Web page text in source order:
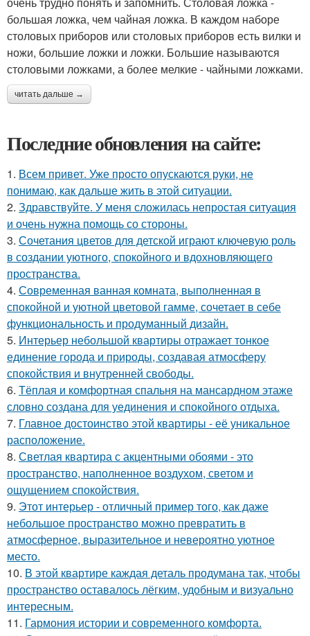
большая ложка, чем чайная ложка. В каждом наборе
столовых приборов или столовых приборов есть вилки и
ножи, большие ложки и ложки. Большие называются
столовыми ложками, а более мелкие - чайными ложками.
читать дальше →
Последние обновления на сайте:
1. Всем привет. Уже просто опускаются руки, не
понимаю, как дальше жить в этой ситуации.
2. Здравствуйте. У меня сложилась непростая ситуация
и очень нужна помощь со стороны.
3. Сочетания цветов для детской играют ключевую роль
в создании уютного, спокойного и вдохновляющего
пространства.
4. Современная ванная комната, выполненная в
спокойной и уютной цветовой гамме, сочетает в себе
функциональность и продуманный дизайн.
5. Интерьер небольшой квартиры отражает тонкое
единение города и природы, создавая атмосферу
спокойствия и внутренней свободы.
6. Тёплая и комфортная спальня на мансардном этаже
словно создана для уединения и спокойного отдыха.
7. Главное достоинство этой квартиры - её уникальное
расположение.
8. Светлая квартира с акцентными обоями - это
пространство, наполненное воздухом, светом и
ощущением спокойствия.
9. Этот интерьер - отличный пример того, как даже
небольшое пространство можно превратить в
атмосферное, выразительное и невероятно уютное
место.
10. В этой квартире каждая деталь продумана так, чтобы
пространство оставалось лёгким, удобным и визуально
интересным.
11. Гармония истории и современного комфорта.